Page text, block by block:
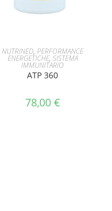
AGGIUNGI AL CARRELLO
NUTRINED,PERFORMANCE
ENERGETICHE, SISTEMA
IMMUNITARIO
ATP 360
78,00 €